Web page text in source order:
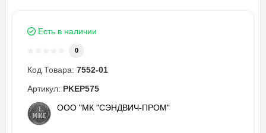
Есть в наличии
0
Код Товара: 7552-01
Артикул: PKEP575
ООО "МК "СЭНДВИЧ-ПРОМ"